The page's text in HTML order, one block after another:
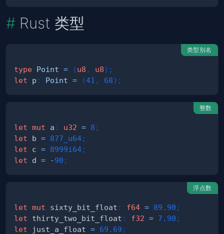
Rust 类型
类型别名
type Point = (u8 , u8) ;
let p : Point = (41 , 68) ;
整数
let mut a : u32 = 8 ;
let b = 877_u64;
let c = 8999i64;
let d = -90 ;
浮点数
let mut sixty_bit_float : f64 = 89.90 ;
let thirty_two_bit_float : f32 = 7.90 ;
let just_a_float = 69.69 ;